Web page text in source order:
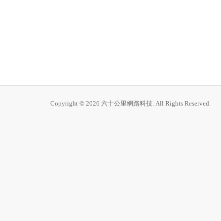
Copyright © 2026 六十公里網路科技. All Rights Reserved.